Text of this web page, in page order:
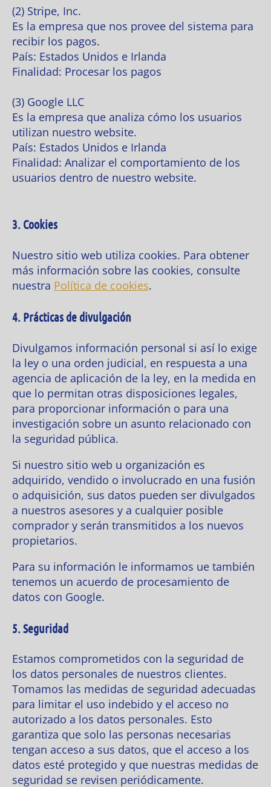
(2) Stripe, Inc.
Es la empresa que nos provee del sistema para
recibir los pagos.
País: Estados Unidos e Irlanda
Finalidad: Procesar los pagos
(3) Google LLC
Es la empresa que analiza cómo los usuarios
utilizan nuestro website.
País: Estados Unidos e Irlanda
Finalidad: Analizar el comportamiento de los
usuarios dentro de nuestro website.
3. Cookies
Nuestro sitio web utiliza cookies. Para obtener
más información sobre las cookies, consulte
nuestra Política de cookies.
4. Prácticas de divulgación
Divulgamos información personal si así lo exige
la ley o una orden judicial, en respuesta a una
agencia de aplicación de la ley, en la medida en
que lo permitan otras disposiciones legales,
para proporcionar información o para una
investigación sobre un asunto relacionado con
la seguridad pública.
Si nuestro sitio web u organización es
adquirido, vendido o involucrado en una fusión
o adquisición, sus datos pueden ser divulgados
a nuestros asesores y a cualquier posible
comprador y serán transmitidos a los nuevos
propietarios.
Para su información le informamos ue también
tenemos un acuerdo de procesamiento de
datos con Google.
5. Seguridad
Estamos comprometidos con la seguridad de
los datos personales de nuestros clientes.
Tomamos las medidas de seguridad adecuadas
para limitar el uso indebido y el acceso no
autorizado a los datos personales. Esto
garantiza que solo las personas necesarias
tengan acceso a sus datos, que el acceso a los
datos esté protegido y que nuestras medidas de
seguridad se revisen periódicamente.